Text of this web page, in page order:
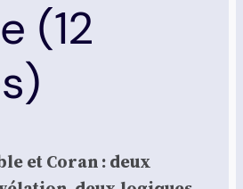
(12
et Coran : deux